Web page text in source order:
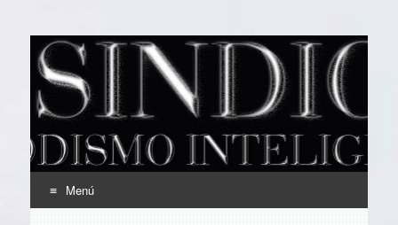
EL SINDICAL
Periodismo Inteligente
Menú